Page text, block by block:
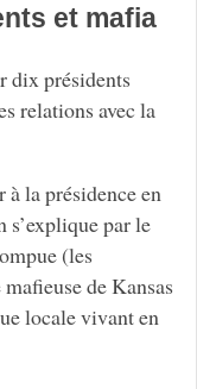
et mafia
dix présidents
relations avec la
à la présidence en
s’explique par le
(les
de Kansas
locale vivant en